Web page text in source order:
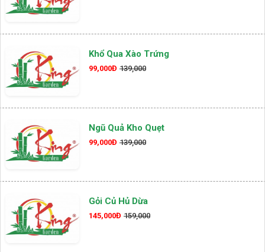
Khổ Qua Xào Trứng
99,000Đ 139,000
Ngũ Quả Kho Quẹt
99,000Đ 139,000
Gỏi Củ Hủ Dừa
145,000Đ 159,000